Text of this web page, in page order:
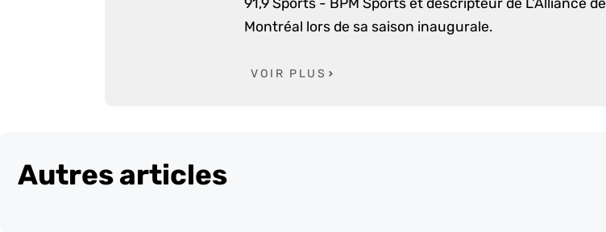
91,9 Sports - BPM Sports et descripteur de L'Alliance de
Montréal lors de sa saison inaugurale.
VOIR PLUS
Autres articles